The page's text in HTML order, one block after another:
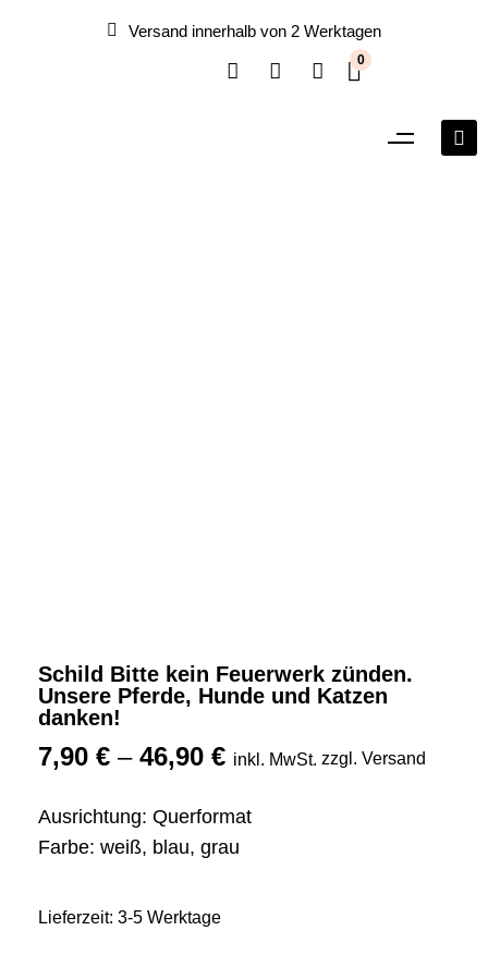
Versand innerhalb von 2 Werktagen
0
Schild Bitte kein Feuerwerk zünden.
Unsere Pferde, Hunde und Katzen
danken!
7,90 € – 46,90 € inkl. MwSt. zzgl. Versand
Ausrichtung: Querformat
Farbe: weiß, blau, grau
Lieferzeit: 3-5 Werktage